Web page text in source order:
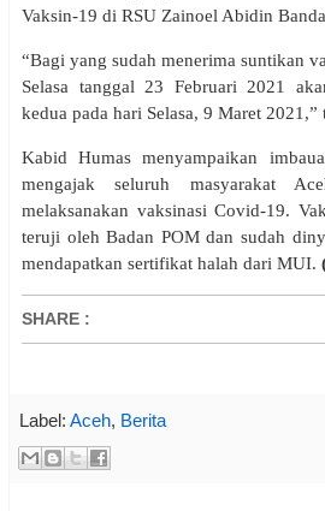
Vaksin-19 di RSU Zainoel Abidin
“Bagi yang sudah menerima suntikan
Selasa tanggal 23 Februari 2021
kedua pada hari Selasa, 9 Maret 2021,”
Kabid Humas menyampaikan
mengajak seluruh masyarakat
melaksanakan vaksinasi Covid-19.
teruji oleh Badan POM dan sudah
mendapatkan sertifikat halah dari MUI.
SHARE :
Label: Aceh, Berita